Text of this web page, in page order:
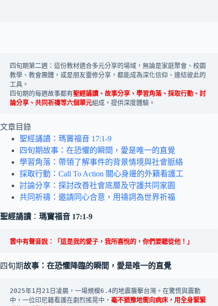
四旬期第二週：這份教材適合多元分享的場域，無論是家庭聚會、校園
教學、教會團體，或是朋友靈修分享，都能成為深化信仰、連結彼此的
工具。
四旬期的每週故事都有聖經誦讀、故事分享、學習角落、採取行動、討
論分享、共同祈禱等六個單元組成，提供深度體驗。
文章目錄
聖經誦讀：瑪竇福音 17:1-9
四旬期故事：在恐懼的瞬間，愛是唯一的直覺
學習角落：帶領了解事件的背景情境與社會脈絡
採取行動：Call To Action 關心身邊的外籍看護工
討論分享：探討改善社會底層及守護共同家園
共同祈禱：邀請同心合意，用禱詞為世界祈福
聖經誦讀 ： 瑪竇福音 17:1-9
雲中有聲音說：「這是我的愛子，我所喜悅的，你們要聽從他！」
四旬期故事：在恐懼降臨的瞬間，愛是唯一的直覺
2025年1月21日凌晨，一場規模6.4的地震襲擊台灣。在驚慌與震動
中，一位印尼籍看護在劇烈搖晃中， 毫不猶豫地衝向病床，用全身緊緊